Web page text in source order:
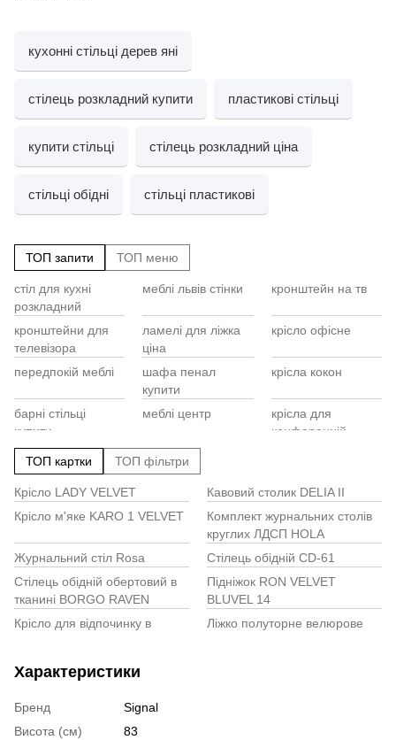
кухонні стільці дерев яні
стілець розкладний купити пластикові стільці
купити стільці стілець розкладний ціна
стільці обідні стільці пластикові
ТОП запити ТОП меню
стіл для кухні
розкладний
меблі львів стінки кронштейн на тв
кронштейни для
телевізора
ламелі для ліжка
ціна
крісло офісне
передпокій меблі
шафа пенал
купити
крісла кокон
барні стільці
купити
меблі центр
крісла для
конференцій
стільців
стіл купити
письмовий
стільці вінниця
купити крісло
дитяче
немовлят
розкладний
кухонний стіл
тумби для взуття
купити
магазин меблів
для спальної
кімнати
ліжко дитяче
купити
купить тумбу для
ТОП картки ТОП фільтри
Крісло LADY VELVET
Кавовий столик DELIA II
Крісло м'яке KARO 1 VELVET
Комплект журнальних столів
круглих ЛДСП HOLA
Журнальний стіл Rosa
Стілець обідній CD-61
Стілець обідній обертовий в
тканині BORGO RAVEN
Підніжок RON VELVET
BLUVEL 14
Крісло для відпочинку в
Ліжко полуторне велюрове
Журнальний столик круглий
ЛДСП ELLA A
Характеристики
Бренд
Signal
Висота (см)
83